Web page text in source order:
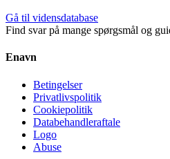
Gå til vidensdatabase
Find svar på mange spørgsmål og
Enavn
Betingelser
Privatlivspolitik
Cookiepolitik
Databehandleraftale
Logo
Abuse